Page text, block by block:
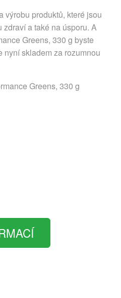
výrobu produktů, které jsou
a také na úsporu. A
Greens, 330 g byste
nyní skladem za rozumnou
Greens, 330 g